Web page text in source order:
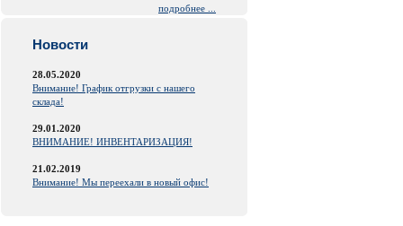
подробнее ...
Новости
28.05.2020
Внимание! График отгрузки с нашего
склада!
29.01.2020
ВНИМАНИЕ! ИНВЕНТАРИЗАЦИЯ!
21.02.2019
Внимание! Мы переехали в новый офис!